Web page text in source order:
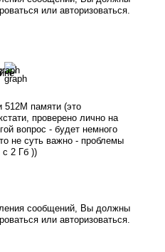
или авторизоваться.
512М памяти (это
проверено лично на
вопрос - будет немного
не суть важно - проблемы
с 2 Гб ))
сообщений, Вы должны
или авторизоваться.